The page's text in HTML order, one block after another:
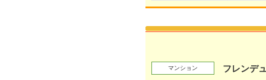
マンション フレンデ